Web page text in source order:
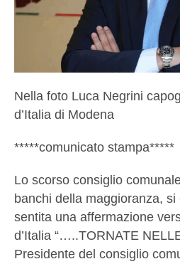
Nella foto Luca Negrini
d’Italia di Modena
*****comunicato stampa*****
Lo scorso consiglio
banchi della maggioranza,
sentita una affermazione
d’Italia “…..TORNATE
Presidente del consiglio